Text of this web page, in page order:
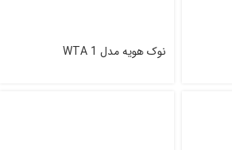
نوک هویه مدل WTA 1